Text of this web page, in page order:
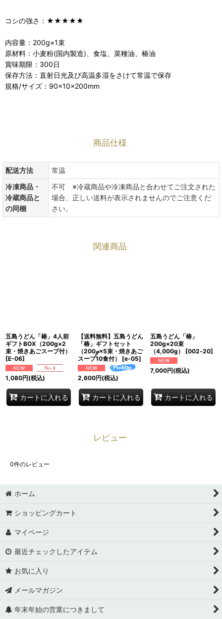
コシの強さ：★★★★★
内容量：200g×1束
原材料：小麦粉(国内製造)、食塩、菜種油、椿油
賞味期限：300日
保存方法：直射日光及び高温多湿をさけて常温で保存
規格/サイズ：90×10×200mm
商品仕様
配送方法
常温
冷凍商品・
冷蔵商品と
の同梱
不可 ※冷蔵商品や冷凍商品と合わせてご注文された
場合、正しい送料が表示されませんのでご注意くだ
さい。
関連商品
五島うどん「椿」4人前
ギフトBOX（200g×2
束・焼きあごスープ付）
[E-06]
1,080円(税込)
カートに入れる
【送料無料】五島うどん
「椿」ギフトセット
（200ℊ×5束・焼きあご
スープ10食付）
[e-05]
2,600円(税込)
カートに入れる
五島うどん「椿」
200g×20束
（4,000g）
[002‐20]
7,000円(税込)
カートに入れる
レビュー
0件のレビュー
ホーム
ショッピングカート
マイページ
最近チェックしたアイテム
お気に入り
メールマガジン
年末年始の営業につきまして